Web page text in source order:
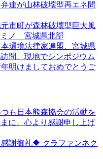
弁連が山林破壊型再エネ問
市町が森林破壊型巨大風
ミノ 宮城県北部
本環境法律家連盟、宮城県
問、現地でシンポジウム
年明けましておめでとうご
つも日本熊森協会の活動を
に、心より感謝申し上げ
謝御礼🔶 クラファンネク